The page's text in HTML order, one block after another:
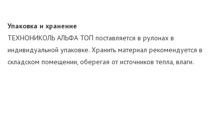
Упаковка и хранение
ТЕХНОНИКОЛЬ АЛЬФА ТОП поставляется в рулонах в
индивидуальной упаковке. Хранить материал рекомендуется в
складском помещении, оберегая от источников тепла, влаги.